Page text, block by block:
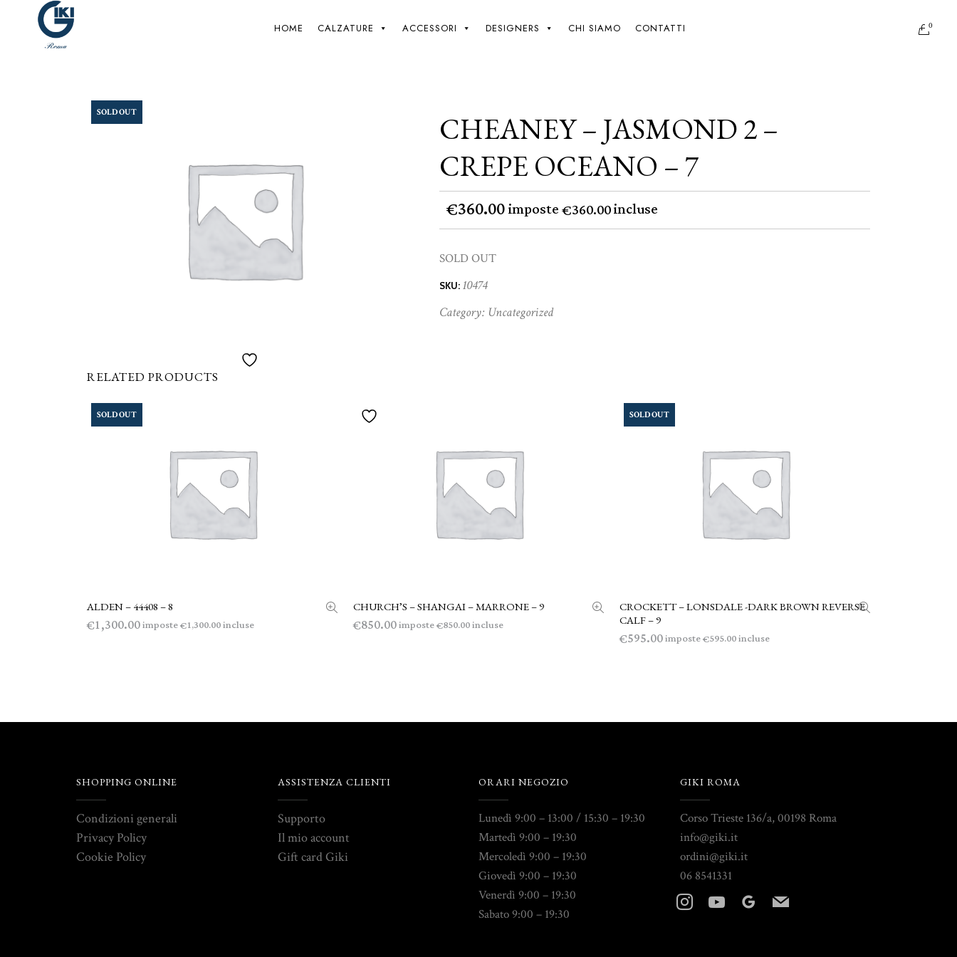
HOME CALZATURE ACCESSORI DESIGNERS CHI SIAMO CONTATTI 0
Cheaney – Jasmond 2 – Crepe Oceano – 7
SOLD OUT
CHEANEY – JASMOND 2 –
CREPE OCEANO – 7
€360.00imposte€360.00incluse
SOLD OUT
SKU: 10474
Category: Uncategorized
RELATED PRODUCTS
SOLD OUT
LEGGI TUTTO
ALDEN – 44408 – 8
€1,300.00imposte€1,300.00incluse
AGGIUNGI AL CARRELLO
CHURCH’S – SHANGAI – MARRONE – 9
€850.00imposte€850.00incluse
SOLD OUT
LEGGI TUTTO
CROCKETT – LONSDALE -DARK BROWN REVERSE
CALF – 9
€595.00imposte€595.00incluse
SHOPPING ONLINE
Condizioni generali
Privacy Policy
Cookie Policy
ASSISTENZA CLIENTI
Supporto
Il mio account
Gift card Giki
ORARI NEGOZIO
Lunedì 9:00 – 13:00 / 15:30 – 19:30
Martedì 9:00 – 19:30
Mercoledì 9:00 – 19:30
Giovedì 9:00 – 19:30
Venerdì 9:00 – 19:30
Sabato 9:00 – 19:30
GIKI ROMA
Corso Trieste 136/a, 00198 Roma
info@giki.it
ordini@giki.it
06 8541331
instagramyoutubegoogleplus
mail